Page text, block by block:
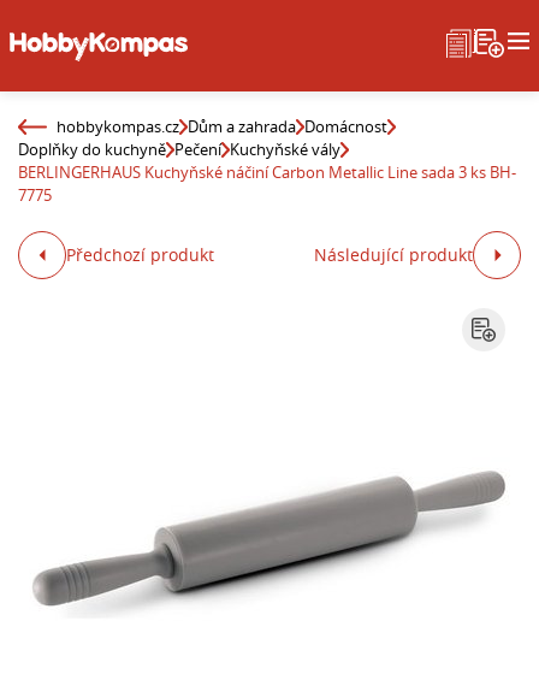
hobbykompas.cz Dům a zahrada Domácnost
Doplňky do kuchyně Pečení Kuchyňské vály
BERLINGERHAUS Kuchyňské náčiní Carbon Metallic Line sada 3 ks BH-
7775
Předchozí produkt Následující produkt